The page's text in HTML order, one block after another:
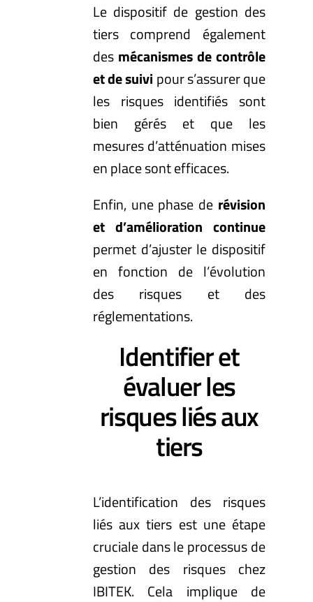
Le dispositif de gestion des
tiers comprend également
desmécanismes de contrôle
et de suivi pour s’assurer que
les risques identifiés sont
bien gérés et que les
mesures d’atténuation mises
en place sont efficaces.
Enfin, une phase de révision
et d’amélioration continue
permet d’ajuster le dispositif
en fonction de l’évolution
des risques et des
réglementations.
Identifier et
évaluer les
risques liés aux
tiers
L’identification des risques
liés aux tiers est une étape
cruciale dans le processus de
gestion des risques chez
IBITEK. Cela implique de